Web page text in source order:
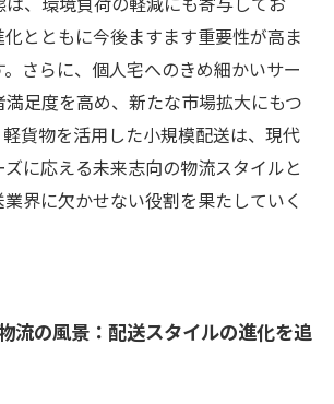
化とともに今後ますます重要性が高ま
さらに、個人宅へのきめ細かいサー
満足度を高め、新たな市場拡大にもつ
貨物を活用した小規模配送は、現代
に応える未来志向の物流スタイルと
界に欠かせない役割を果たしていく
流の風景：配送スタイルの進化を追